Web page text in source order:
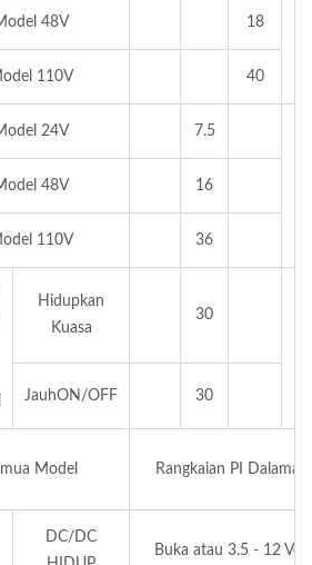
48V 18
110V 40
24V 7.5
48V 16
110V 36
Hidupkan
Kuasa
30
JauhON/OFF 30
Model Rangkaian PI Dalaman
DC/DC
Buka atau 3.5 - 12 Vdc